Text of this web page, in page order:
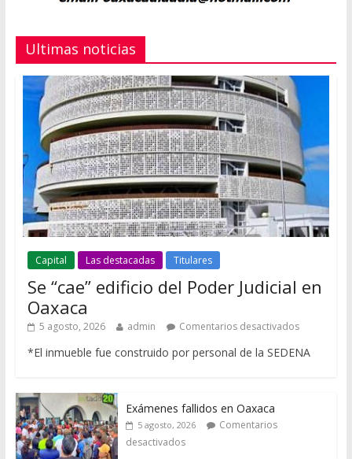
Ultimas noticias
Capital Las destacadas Titulares
Se “cae” edificio del Poder Judicial en
Oaxaca
5 agosto, 2026 admin Comentarios desactivados
*El inmueble fue construido por personal de la SEDENA
Exámenes fallidos en Oaxaca
5 agosto, 2026
Comentarios
desactivados